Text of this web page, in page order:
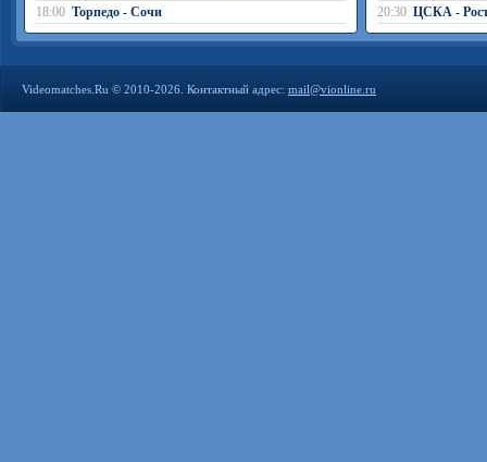
18:00 Торпедо - Сочи
20:30 ЦСКА -
Videomatches.Ru © 2010-2026. Контактный адрес: mail@vionline.ru